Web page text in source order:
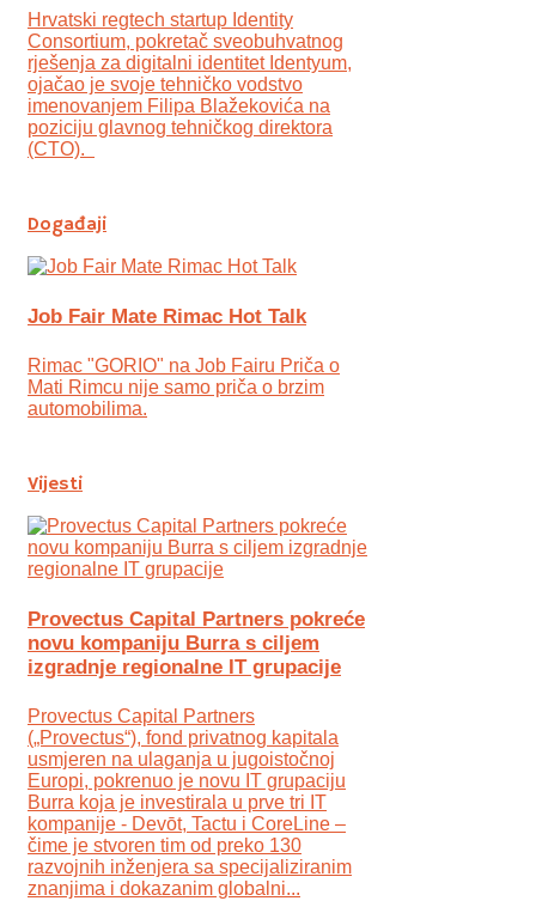
Hrvatski regtech startup Identity
Consortium, pokretač sveobuhvatnog
rješenja za digitalni identitet Identyum,
ojаčao je svoje tehničko vodstvo
imenovanjem Filipa Blažekovića na
poziciju glavnog tehničkog direktora
(CTO).
Događaji
Job Fair Mate Rimac Hot Talk
Rimac "GORIO" na Job Fairu Priča o
Mati Rimcu nije samo priča o brzim
automobilima.
Vijesti
Provectus Capital Partners pokreće
novu kompaniju Burra s ciljem
izgradnje regionalne IT grupacije
Provectus Capital Partners
(„Provectus“), fond privatnog kapitala
usmjeren na ulaganja u jugoistočnoj
Europi, pokrenuo je novu IT grupaciju
Burra koja je investirala u prve tri IT
kompanije - Devōt, Tactu i CoreLine –
čime je stvoren tim od preko 130
razvojnih inženjera sa specijaliziranim
znanjima i dokazanim globalni...